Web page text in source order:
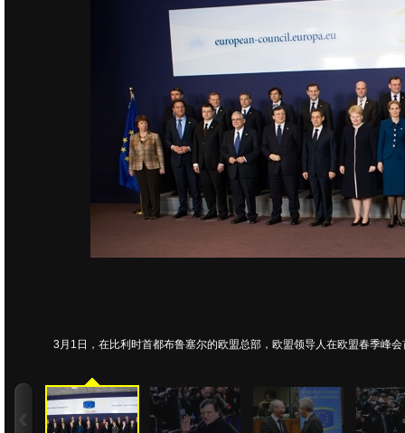
3月1日，在比利时首都布鲁塞尔的欧盟总部，欧盟领导人在欧盟春季峰